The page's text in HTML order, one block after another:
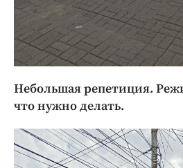
Небольшая репетиция.
что нужно делать.